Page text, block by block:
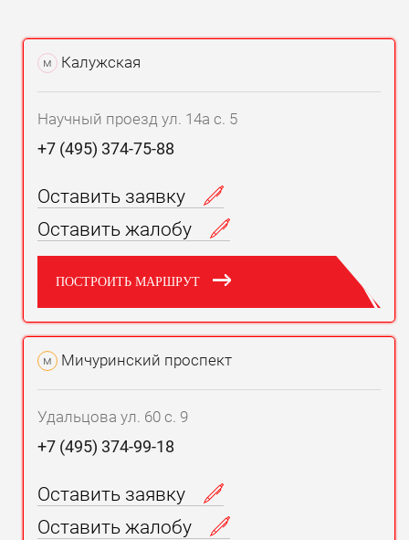
м Калужская
Научный проезд ул. 14а с. 5
+7 (495) 374-75-88
Оставить заявку
Оставить жалобу
ПОСТРОИТЬ МАРШРУТ
м Мичуринский проспект
Удальцова ул. 60 с. 9
+7 (495) 374-99-18
Оставить заявку
Оставить жалобу